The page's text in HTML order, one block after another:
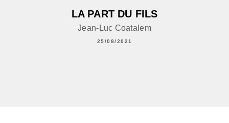
LA PART DU FILS
Jean-Luc Coatalem
25/08/2021